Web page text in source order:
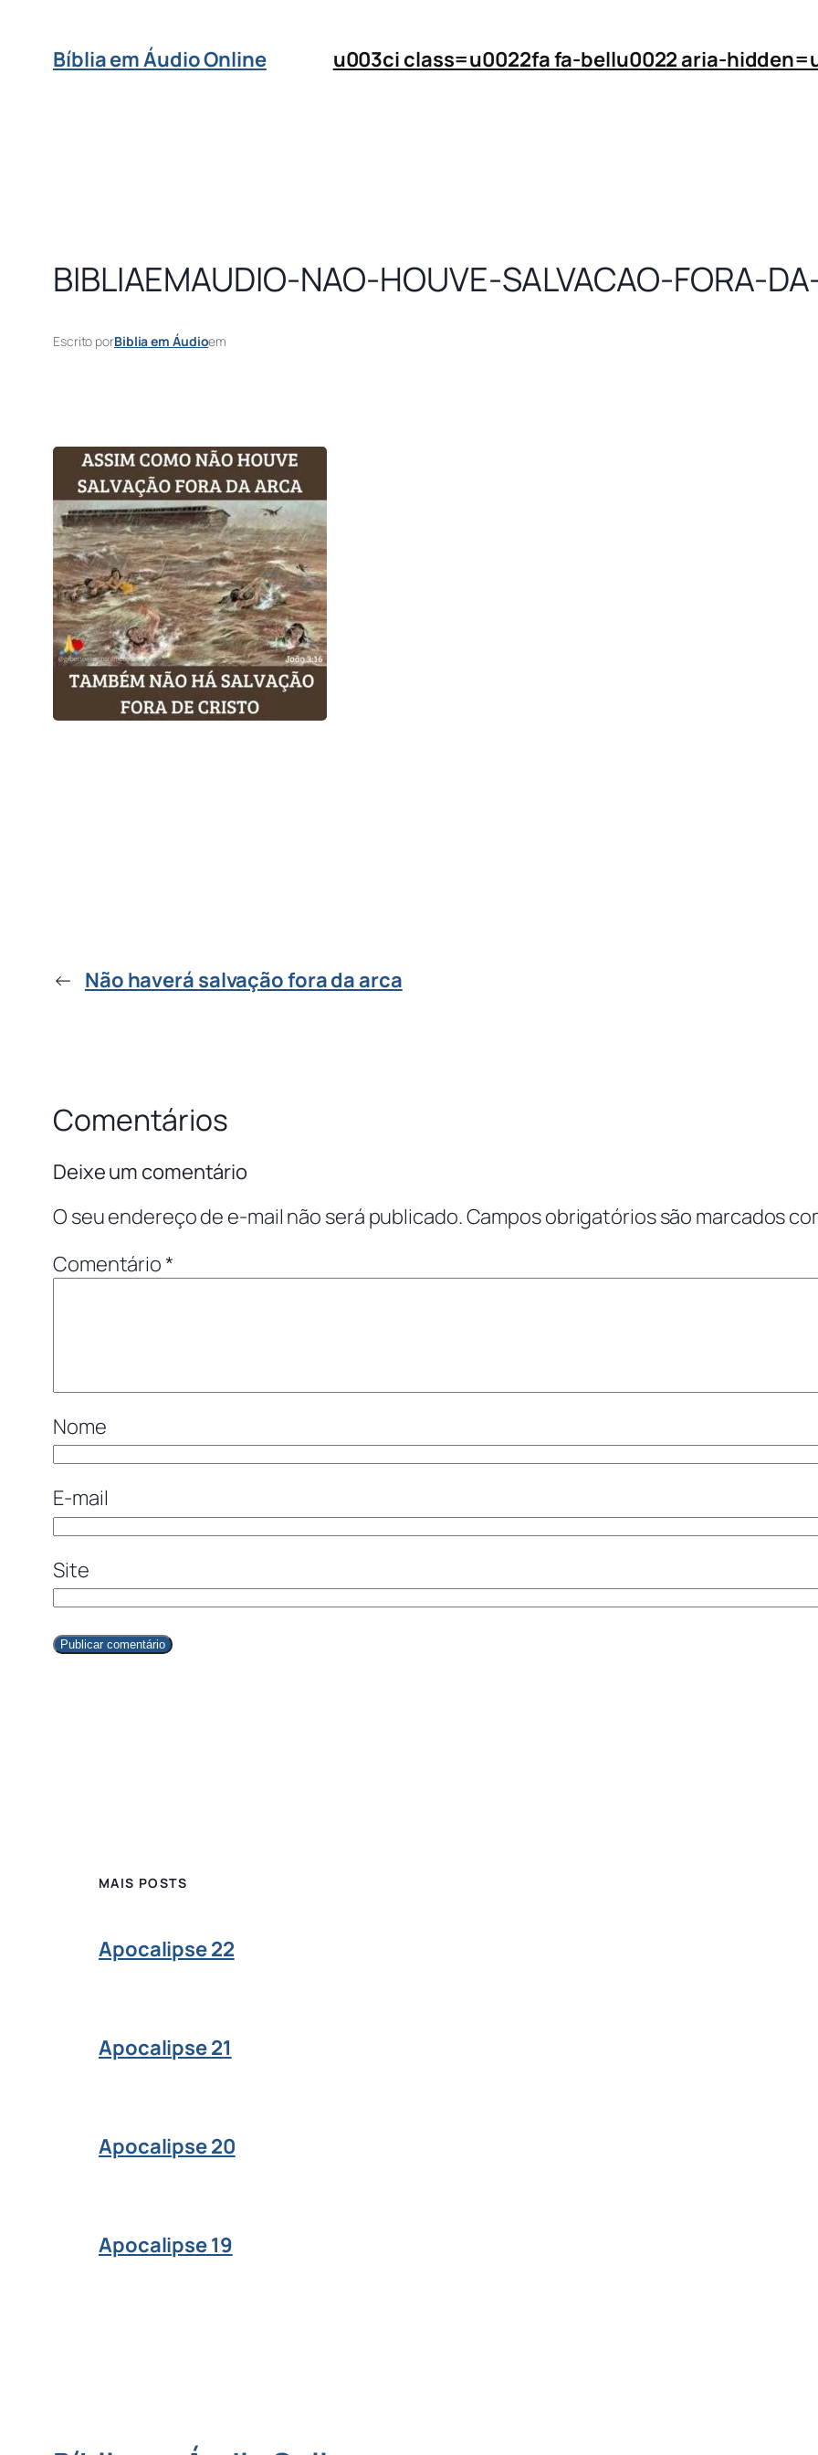
Bíblia em Áudio Online u003ci class=u0022fa fa-bellu0022 aria-
BIBLIAEMAUDIO-NAO-HOUVE-SALVACAO-FORA-
Escrito porBiblia em Áudioem
← Não haverá salvação fora da arca
Comentários
Deixe um comentário
O seu endereço de e-mail não será publicado.Campos obrigatórios são marcados
Comentário*
Nome
E-mail
Site
MAIS POSTS
Apocalipse 22
Apocalipse 21
Apocalipse 20
Apocalipse 19